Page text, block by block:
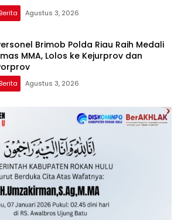
Berita Agustus 3, 2026
Brimob Polda Riau Raih Medali
MMA, Lolos ke Kejurprov dan
Berita Agustus 3, 2026